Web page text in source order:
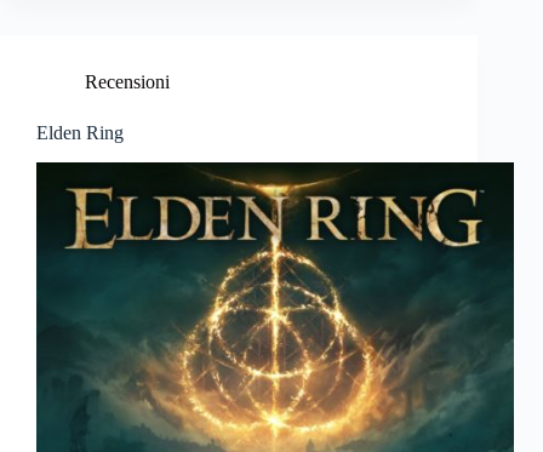
Recensioni
Elden Ring